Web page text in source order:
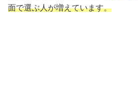
面で選ぶ人が増えています。